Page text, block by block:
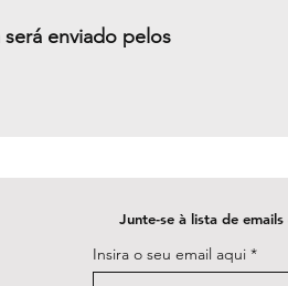
enviado pelos
Junte-se à lista de
Insira o seu email aqui